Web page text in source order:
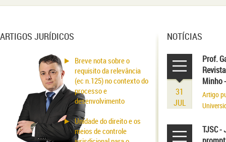
ARTIGOS JURÍDICOS
Breve nota sobre o
requisito da relevância
(ec n.125) no contexto do
processo e
desenvolvimento
Unidade do direito e os
meios de controle
NOTÍCIAS
31
JUL
Prof.
Minho
Artigo
TJSC -